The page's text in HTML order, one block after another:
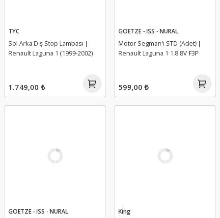
TYC
Sol Arka Dış Stop Lambası |
Renault Laguna 1 (1999-2002)
1.749,00 ₺
GOETZE - ISS - NURAL
Motor Segman'ı STD (Adet) |
Renault Laguna 1 1.8 8V F3P
599,00 ₺
GOETZE - ISS - NURAL King